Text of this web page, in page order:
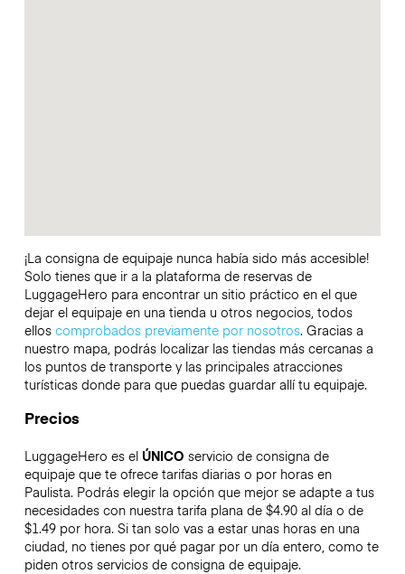
¡La consigna de equipaje nunca había sido más accesible!
Solo tienes que ir a la plataforma de reservas de
LuggageHero para encontrar un sitio práctico en el que
dejar el equipaje en una tienda u otros negocios, todos
ellos comprobados previamente por nosotros. Gracias a
nuestro mapa, podrás localizar las tiendas más cercanas a
los puntos de transporte y las principales atracciones
turísticas donde para que puedas guardar allí tu equipaje.
Precios
LuggageHero es el ÚNICO servicio de consigna de
equipaje que te ofrece tarifas diarias o por horas en
Paulista. Podrás elegir la opción que mejor se adapte a tus
necesidades con nuestra tarifa plana de $4.90 al día o de
$1.49 por hora. Si tan solo vas a estar unas horas en una
ciudad, no tienes por qué pagar por un día entero, como te
piden otros servicios de consigna de equipaje.